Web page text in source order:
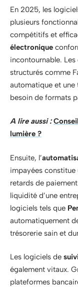
En 2025, les
plusieurs
compétitifs et
électronique
incontournable.
structurés comme
automatique et une
besoin de formats
A lire aussi :
lumière ?
Ensuite, l’
impayées constitue
retards de
liquidité d’une
logiciels tels que
automatiquement
trésorerie sain et
Les logiciels de
également vitaux.
plateformes